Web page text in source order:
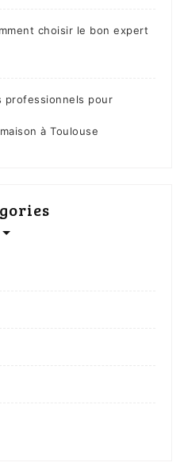
choisir le bon expert
professionnels pour
à Toulouse